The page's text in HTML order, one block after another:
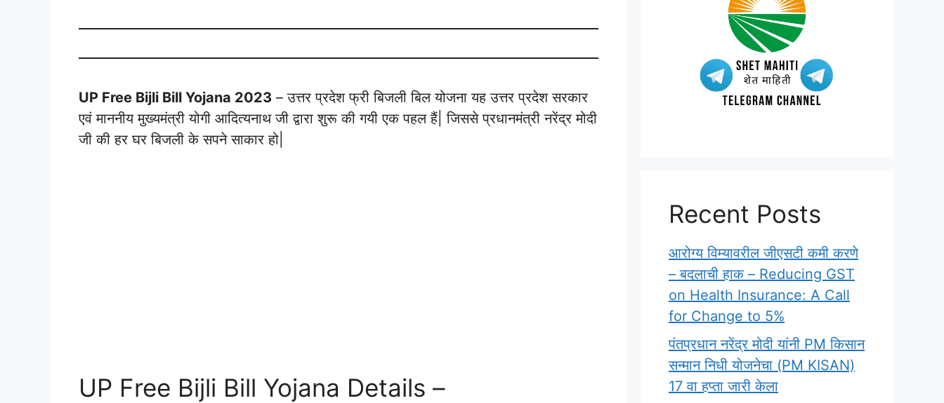
UP Free Bijli Bill Yojana 2023 – उत्तर प्रदेश फ्री बिजली बिल योजना यह उत्तर प्रदेश सरकार
एवं माननीय मुख्यमंत्री योगी आदित्यनाथ जी द्वारा शुरू की गयी एक पहल हैं| जिससे प्रधानमंत्री नरेंद्र मोदी
जी की हर घर बिजली के सपने साकार हो|
UP Free Bijli Bill Yojana Details –
Recent Posts
आरोग्य विम्यावरील जीएसटी कमी करणे
– बदलाची हाक – Reducing GST
on Health Insurance: A Call
for Change to 5%
पंतप्रधान नरेंद्र मोदी यांनी PM किसान
सन्मान निधी योजनेचा (PM KISAN)
17 वा हप्ता जारी केला